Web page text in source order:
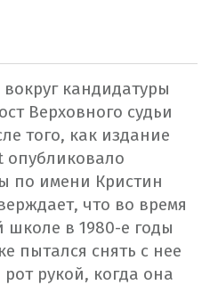
кандидатуры
Верховного судьи
того, как издание
опубликовало
по имени Кристин
что во время
школе в 1980-е годы
пытался снять с нее
рукой, когда она